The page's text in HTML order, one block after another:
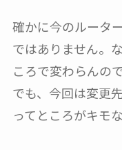
確かに今のルータ
ではありません。
ころで変わらんの
でも、今回は変更
ってところがキモな